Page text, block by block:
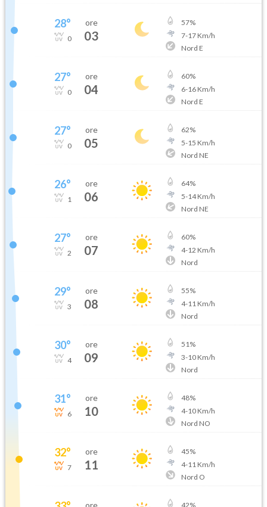
28°
0
ore
03
57%
7-17Km/h
Nord E
27°
0
ore
04
60%
6-16Km/h
Nord E
27°
0
ore
05
62%
5-15 Km/h
Nord NE
26°
1
ore
06
64%
5-14Km/h
Nord NE
27°
2
ore
07
60%
4-12 Km/h
Nord
29°
3
ore
08
55%
4-11 Km/h
Nord
30°
4
ore
09
51%
3-10Km/h
Nord
31°
6
ore
10
48%
4-10Km/h
Nord NO
32°
7
ore
11
45%
4-11 Km/h
Nord O
ore 42%